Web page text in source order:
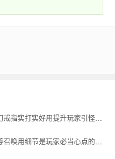
梦幻戒指实打实好用提升玩家引怪贼能打优势
天尊召唤用细节是玩家必当心点的要命的